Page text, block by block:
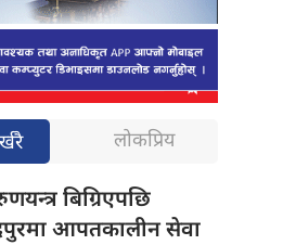
लोकप्रिय
बिग्रिएपछि
आपतकालीन सेवा